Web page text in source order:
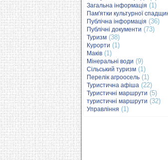
Загальна інформація (1)
Пам'ятки культурної
Публічна інформація (36)
Публічні документи (73)
Туризм (38)
Курорти (1)
Маків (1)
Мінеральні води (9)
Сільський туризм (1)
Перелік агроосель (1)
Туристична афіша (22)
Туристичні маршрути (5)
туристичні маршрути (32)
Управління (1)